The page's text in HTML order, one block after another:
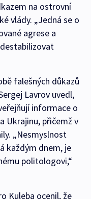
na ostrovní
vlády. „Jedná se o
agrese a
falešných důkazů
Lavrov uvedl,
informace o
Ukrajinu, přičemž v
„Nesmyslnost
každým dnem, je
politologovi,“
Kuleba ocenil, že